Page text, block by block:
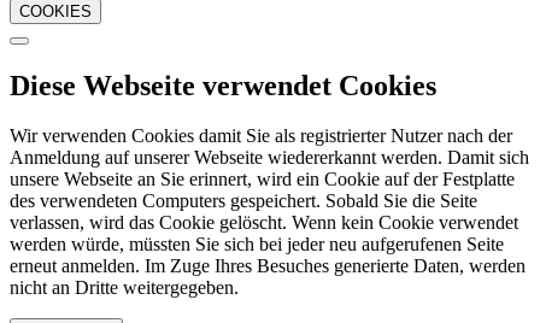
COOKIES
Diese Webseite verwendet Cookies
Wir verwenden Cookies damit Sie als registrierter Nutzer nach der
Anmeldung auf unserer Webseite wiedererkannt werden. Damit sich
unsere Webseite an Sie erinnert, wird ein Cookie auf der Festplatte
des verwendeten Computers gespeichert. Sobald Sie die Seite
verlassen, wird das Cookie gelöscht. Wenn kein Cookie verwendet
werden würde, müssten Sie sich bei jeder neu aufgerufenen Seite
erneut anmelden. Im Zuge Ihres Besuches generierte Daten, werden
nicht an Dritte weitergegeben.